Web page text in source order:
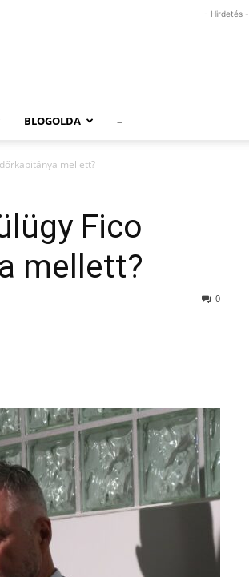
- Hirdetés -
BLOGOLDA –
mellett?
Fico
mellett?
0